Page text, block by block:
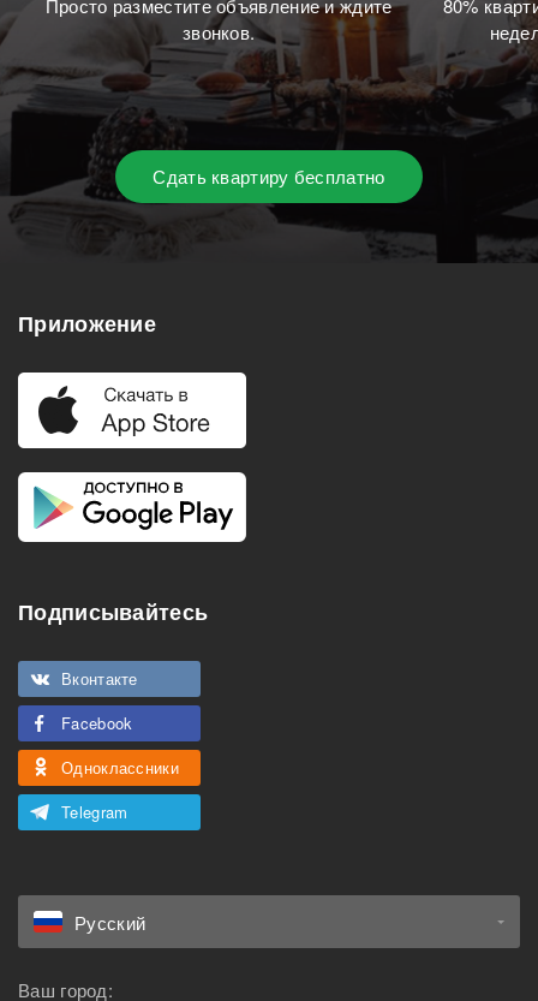
звонков.
Сдать квартиру бесплатно
Приложение
Подписывайтесь
Вконтакте
Facebook
Одноклассники
Telegram
Русский
Ваш город: